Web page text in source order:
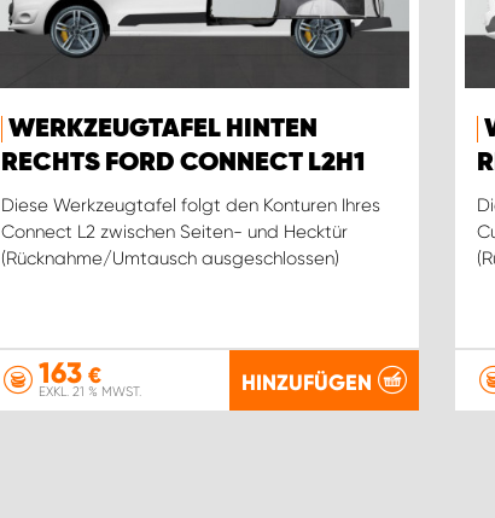
WERKZEUGTAFEL HINTEN
RECHTS FORD CONNECT L2H1
Diese Werkzeugtafel folgt den Konturen Ihres
Connect L2 zwischen Seiten- und Hecktür
(Rücknahme/Umtausch ausgeschlossen)
163€
EXKL. 21 % MWST. HINZUFÜGEN